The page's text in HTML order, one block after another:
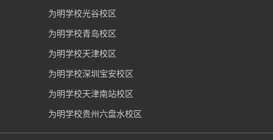
为明学校光谷校区
为明学校青岛校区
为明学校天津校区
为明学校深圳宝安校区
为明学校天津南站校区
为明学校贵州六盘水校区